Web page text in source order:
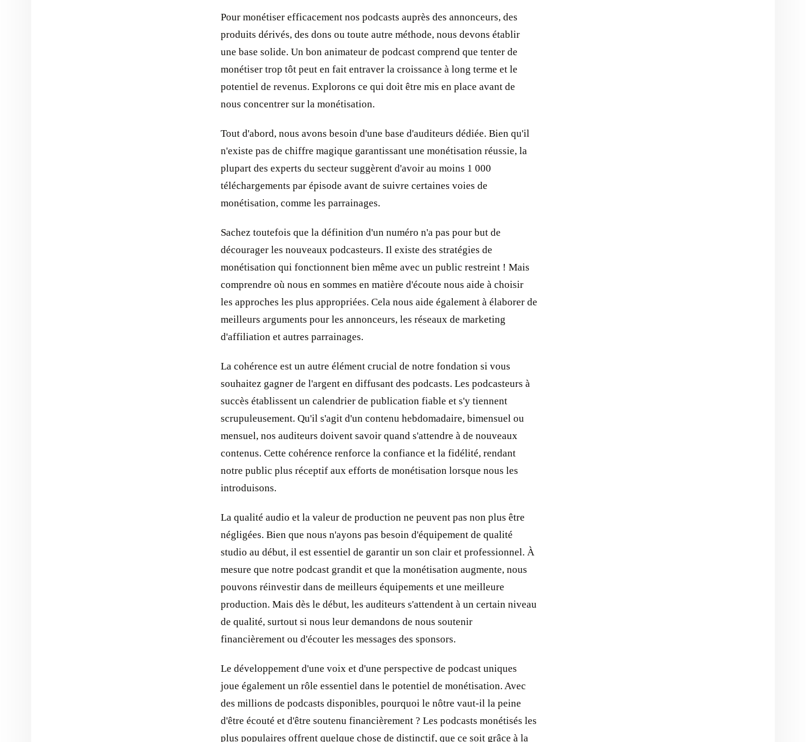
Pour monétiser efficacement nos podcasts auprès des annonceurs, des
produits dérivés, des dons ou toute autre méthode, nous devons établir
une base solide. Un bon animateur de podcast comprend que tenter de
monétiser trop tôt peut en fait entraver la croissance à long terme et le
potentiel de revenus. Explorons ce qui doit être mis en place avant de
nous concentrer sur la monétisation.
Tout d'abord, nous avons besoin d'une base d'auditeurs dédiée. Bien qu'il
n'existe pas de chiffre magique garantissant une monétisation réussie, la
plupart des experts du secteur suggèrent d'avoir au moins 1 000
téléchargements par épisode avant de suivre certaines voies de
monétisation, comme les parrainages.
Sachez toutefois que la définition d'un numéro n'a pas pour but de
décourager les nouveaux podcasteurs. Il existe des stratégies de
monétisation qui fonctionnent bien même avec un public restreint ! Mais
comprendre où nous en sommes en matière d'écoute nous aide à choisir
les approches les plus appropriées. Cela nous aide également à élaborer de
meilleurs arguments pour les annonceurs, les réseaux de marketing
d'affiliation et autres parrainages.
La cohérence est un autre élément crucial de notre fondation si vous
souhaitez gagner de l'argent en diffusant des podcasts. Les podcasteurs à
succès établissent un calendrier de publication fiable et s'y tiennent
scrupuleusement. Qu'il s'agit d'un contenu hebdomadaire, bimensuel ou
mensuel, nos auditeurs doivent savoir quand s'attendre à de nouveaux
contenus. Cette cohérence renforce la confiance et la fidélité, rendant
notre public plus réceptif aux efforts de monétisation lorsque nous les
introduisons.
La qualité audio et la valeur de production ne peuvent pas non plus être
négligées. Bien que nous n'ayons pas besoin d'équipement de qualité
studio au début, il est essentiel de garantir un son clair et professionnel. À
mesure que notre podcast grandit et que la monétisation augmente, nous
pouvons réinvestir dans de meilleurs équipements et une meilleure
production. Mais dès le début, les auditeurs s'attendent à un certain niveau
de qualité, surtout si nous leur demandons de nous soutenir
financièrement ou d'écouter les messages des sponsors.
Le développement d'une voix et d'une perspective de podcast uniques
joue également un rôle essentiel dans le potentiel de monétisation. Avec
des millions de podcasts disponibles, pourquoi le nôtre vaut-il la peine
d'être écouté et d'être soutenu financièrement ? Les podcasts monétisés les
plus populaires offrent quelque chose de distinctif, que ce soit grâce à la